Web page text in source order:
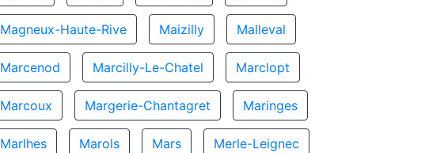
Magneux-Haute-Rive Maizilly Malleval
Marcenod Marcilly-Le-Chatel Marclopt
Marcoux Margerie-Chantagret Maringes
Marlhes Marols Mars Merle-Leignec